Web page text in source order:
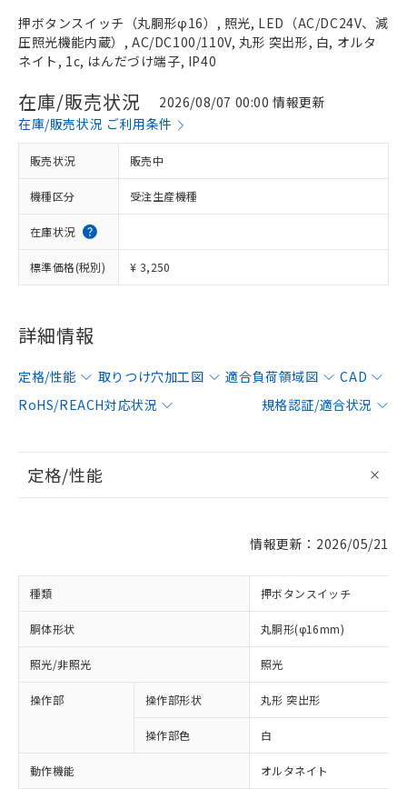
押ボタンスイッチ（丸胴形φ16）, 照光, LED（AC/DC24V、減
圧照光機能内蔵）, AC/DC100/110V, 丸形 突出形, 白, オルタ
ネイト, 1c, はんだづけ端子, IP40
在庫/販売状況
2026/08/07 00:00 情報更新
在庫/販売状況 ご利用条件
販売状況 販売中
機種区分 受注生産機種
在庫状況
標準価格(税別) ¥ 3,250
詳細情報
定格/性能 取りつけ穴加工図 適合負荷領域図
CAD
RoHS/REACH対応状況
規格認証/適合状況
定格/性能
情報更新：2026/05/21
種類 押ボタンスイッチ
胴体形状 丸胴形(φ16mm)
照光/非照光 照光
操作部 操作部形状 丸形 突出形
操作部色 白
動作機能 オルタネイト